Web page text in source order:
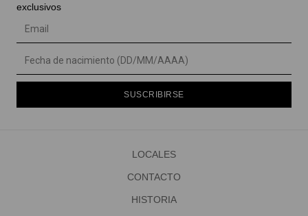
exclusivos
SUSCRIBIRSE
LOCALES
CONTACTO
HISTORIA